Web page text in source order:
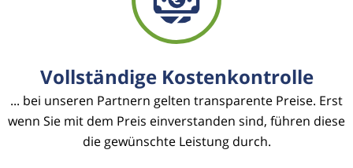
Vollständige Kostenkontrolle
... bei unseren Partnern gelten transparente Preise. Erst
wenn Sie mit dem Preis einverstanden sind, führen diese
die gewünschte Leistung durch.